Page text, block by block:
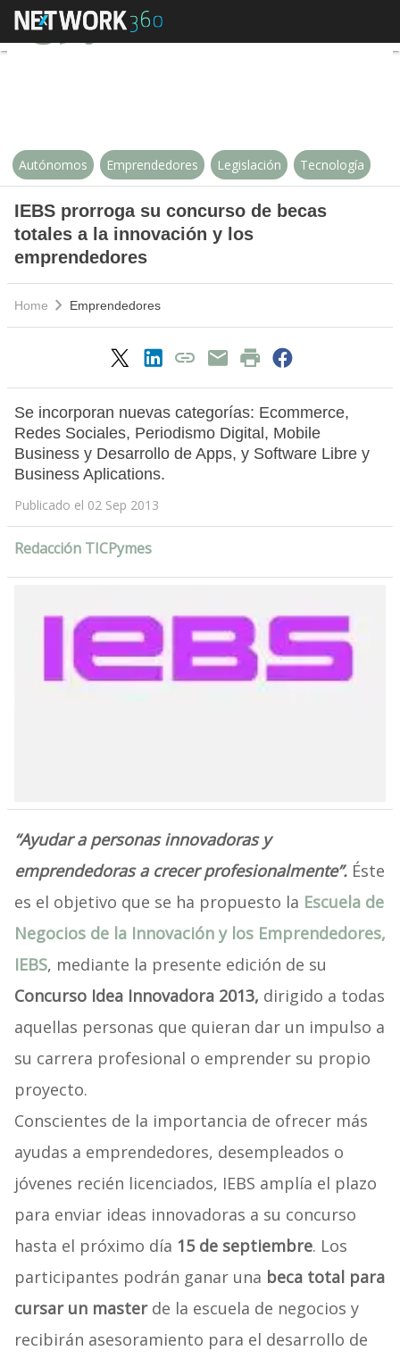
IEBS prorroga su concurso de
Autónomos Emprendedores Legislación Tecnología
IEBS prorroga su concurso de becas
totales a la innovación y los
emprendedores
Home Emprendedores
Se incorporan nuevas categorías: Ecommerce,
Redes Sociales, Periodismo Digital, Mobile
Business y Desarrollo de Apps, y Software Libre y
Business Aplications.
Publicado el 02 Sep 2013
Redacción TICPymes
“Ayudar a personas innovadoras y
emprendedoras a crecer profesionalmente”.Éste
es el objetivo que se ha propuesto la Escuela de
Negocios de la Innovación y los Emprendedores,
IEBS, mediante la presente edición de su
Concurso Idea Innovadora 2013, dirigido a todas
aquellas personas que quieran dar un impulso a
su carrera profesional o emprender su propio
proyecto.
Conscientes de la importancia de ofrecer más
ayudas a emprendedores, desempleados o
jóvenes recién licenciados, IEBS amplía el plazo
para enviar ideas innovadoras a su concurso
hasta el próximo día 15 de septiembre. Los
participantes podrán ganar una beca total para
cursar un masterde la escuela de negocios y
recibirán asesoramiento para el desarrollo de